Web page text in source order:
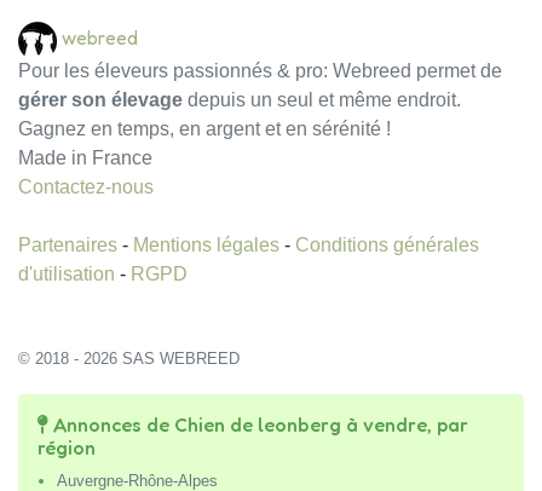
webreed
Pour les éleveurs passionnés & pro: Webreed permet de
gérer son élevage depuis un seul et même endroit.
Gagnez en temps, en argent et en sérénité !
Made in France
Contactez-nous
Partenaires - Mentions légales - Conditions générales
d'utilisation - RGPD
© 2018 - 2026 SAS WEBREED
Annonces de Chien de leonberg à vendre, par
région
Auvergne-Rhône-Alpes